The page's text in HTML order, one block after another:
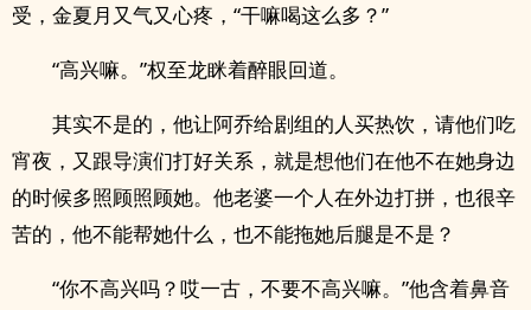
受，金夏月又气又心疼，“干嘛喝这么多？”
“高兴嘛。”权至龙眯着醉眼回道。
其实不是的，他让阿乔给剧组的人买热饮，请他们吃
宵夜，又跟导演们打好关系，就是想他们在他不在她身边
的时候多照顾照顾她。他老婆一个人在外边打拼，也很辛
苦的，他不能帮她什么，也不能拖她后腿是不是？
“你不高兴吗？哎一古，不要不高兴嘛。”他含着鼻音